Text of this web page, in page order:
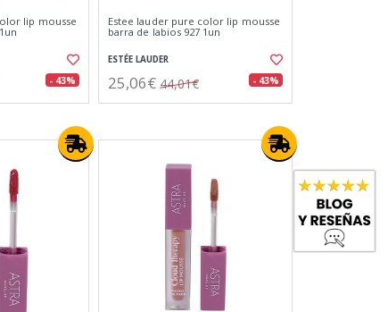
lip mousse
- 43%
Estee lauder pure color lip mousse
barra de labios 927 1un
ESTÉE LAUDER
25,06€ 44,01€ - 43%